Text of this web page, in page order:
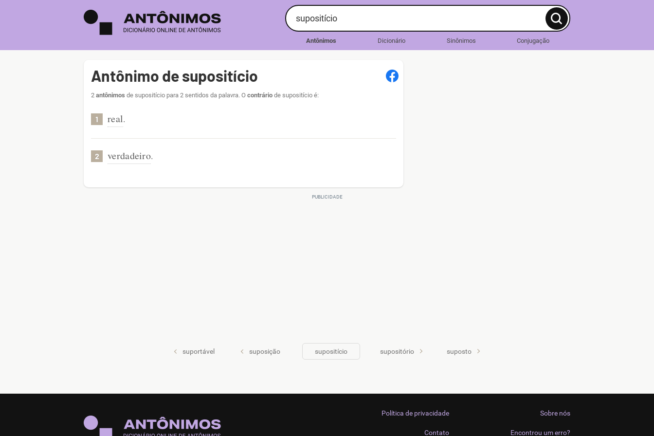
Antônimos Dicionário Sinônimos Conjugação
Antônimo de supositício
2 antônimos de supositício para 2 sentidos da palavra. O contrário de supositício é:
1 real.
2 verdadeiro.
suportável suposição supositício supositório suposto
Sobre nós
Encontrou um erro?
Política de privacidade
Contato